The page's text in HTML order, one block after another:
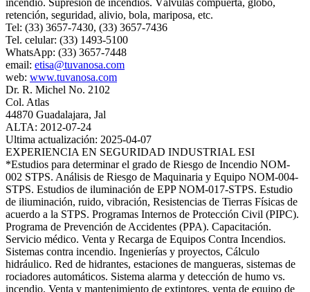
retención, seguridad, alivio, bola, mariposa, etc.
Tel: (33) 3657-7430, (33) 3657-7436
Tel. celular: (33) 1493-5100
WhatsApp: (33) 3657-7448
email: etisa@tuvanosa.com
web: www.tuvanosa.com
Dr. R. Michel No. 2102
Col. Atlas
44870 Guadalajara, Jal
ALTA: 2012-07-24
Ultima actualización: 2025-04-07
EXPERIENCIA EN SEGURIDAD INDUSTRIAL ESI
*Estudios para determinar el grado de Riesgo de Incendio NOM-
002 STPS. Análisis de Riesgo de Maquinaria y Equipo NOM-004-
STPS. Estudios de iluminación de EPP NOM-017-STPS. Estudio
de iliuminación, ruido, vibración, Resistencias de Tierras Físicas de
acuerdo a la STPS. Programas Internos de Protección Civil (PIPC).
Programa de Prevención de Accidentes (PPA). Capacitación.
Servicio médico. Venta y Recarga de Equipos Contra Incendios.
Sistemas contra incendio. Ingenierías y proyectos, Cálculo
hidráulico. Red de hidrantes, estaciones de mangueras, sistemas de
rociadores automáticos. Sistema alarma y detección de humo vs.
incendio. Venta y mantenimiento de extintores, venta de equipo de